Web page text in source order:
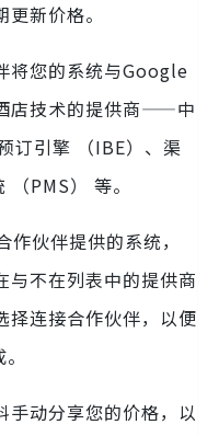
新价格。
将您的系统与Google
店技术的提供商——中
订引擎 （IBE）、渠
PMS） 等。
伙伴提供的系统，
与不在列表中的提供商
择连接合作伙伴，以便
手动分享您的价格，以